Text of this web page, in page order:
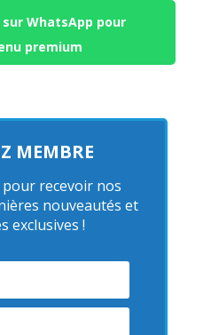
WhatsApp pour
premium
MEMBRE
recevoir nos
nouveautés et
exclusives !